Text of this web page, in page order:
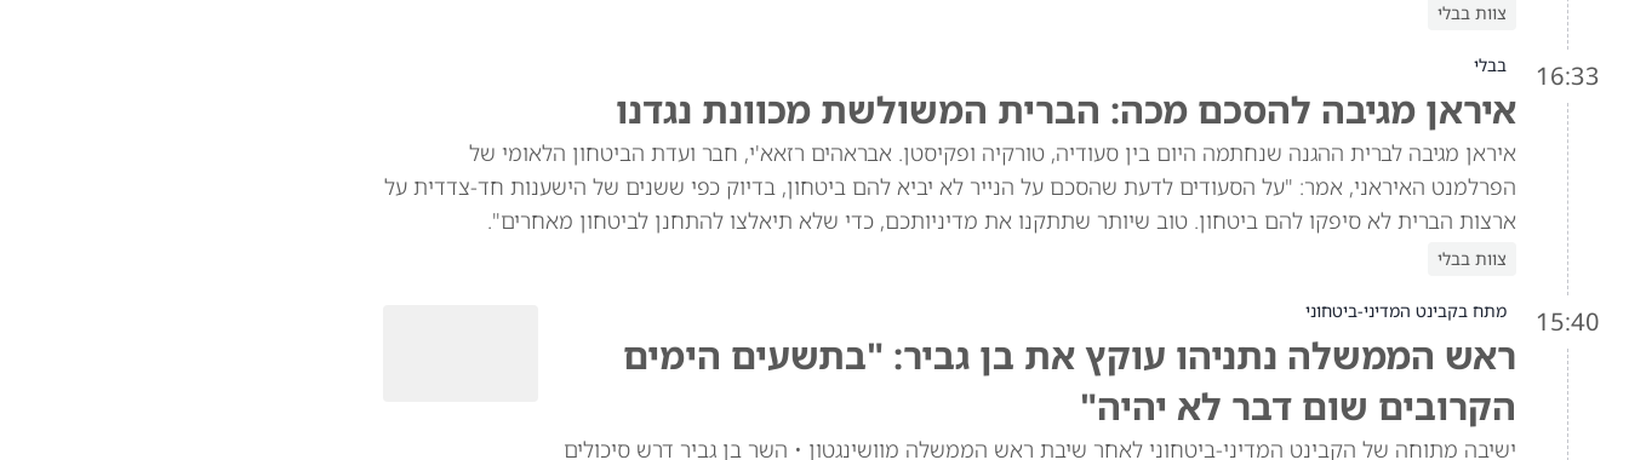
צוות בבלי
16:33 בבלי
איראן מגיבה להסכם מכה: הברית המשולשת מכוונת נגדנו
איראן מגיבה לברית ההגנה שנחתמה היום בין סעודיה, טורקיה ופקיסטן. אבראהים רזאא'י, חבר ועדת הביטחון הלאומי של
הפרלמנט האיראני, אמר: "על הסעודים לדעת שהסכם על הנייר לא יביא להם ביטחון, בדיוק כפי ששנים של הישענות חד-צדדית על
ארצות הברית לא סיפקו להם ביטחון. טוב שיותר שתתקנו את מדיניותכם, כדי שלא תיאלצו להתחנן לביטחון מאחרים".
צוות בבלי
15:40 מתח בקבינט המדיני-ביטחוני
ראש הממשלה נתניהו עוקץ את בן גביר: "בתשעים הימים
הקרובים שום דבר לא יהיה"
ישיבה מתוחה של הקבינט המדיני-ביטחוני לאחר שיבת ראש הממשלה מוושינגטון • השר בן גביר דרש סיכולים